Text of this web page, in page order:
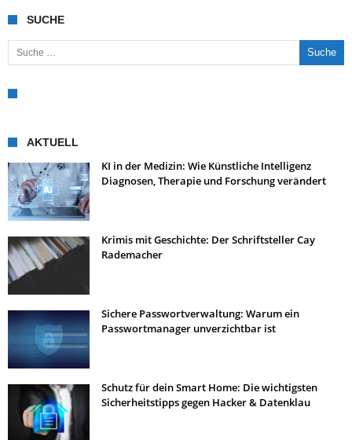
SUCHE
Suche nach:
AKTUELL
KI in der Medizin: Wie Künstliche Intelligenz
Diagnosen, Therapie und Forschung verändert
Krimis mit Geschichte: Der Schriftsteller Cay
Rademacher
Sichere Passwortverwaltung: Warum ein
Passwortmanager unverzichtbar ist
Schutz für dein Smart Home: Die wichtigsten
Sicherheitstipps gegen Hacker & Datenklau